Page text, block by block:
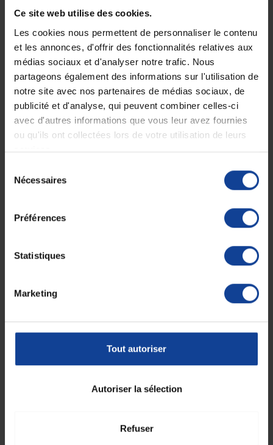
Ce site web utilise des cookies.
Les cookies nous permettent de personnaliser le contenu
et les annonces, d'offrir des fonctionnalités relatives aux
médias sociaux et d'analyser notre trafic. Nous
partageons également des informations sur l'utilisation de
notre site avec nos partenaires de médias sociaux, de
publicité et d'analyse, qui peuvent combiner celles-ci
avec d'autres informations que vous leur avez fournies
ou qu'ils ont collectées lors de votre utilisation de leurs
services.
Nécessaires
Préférences
Statistiques
Marketing
Tout autoriser
Autoriser la sélection
Refuser
Expédition Service client
18h
Le vendredi jusqu'à 17h
Description
Besoin de décontracter vos muscles endoloris ou les préparer à l'effort
Elle se réchauffe en cuve, au bain-marie ou encore au micro-ondes.
Disponible en différentes tailles :
- 30 x 18 cm
- 40 x 30 cm
1